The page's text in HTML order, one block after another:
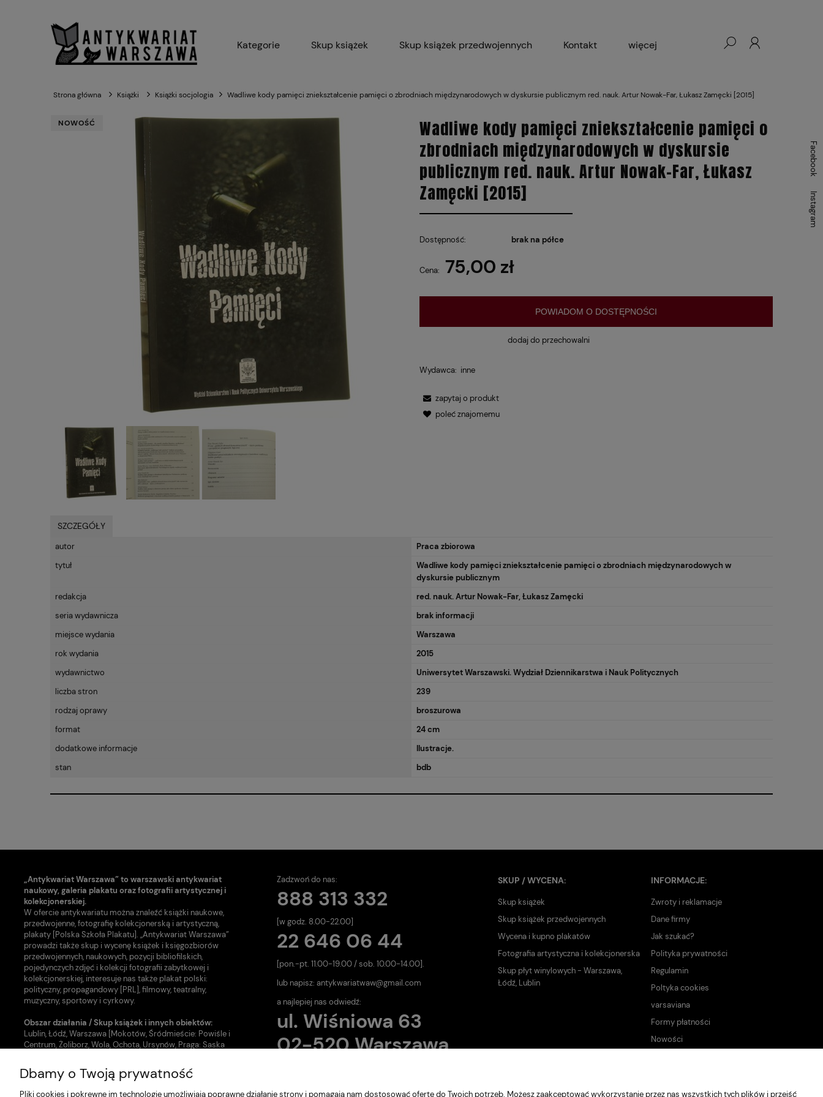
Kategorie Skup książek Skup książek przedwojennych Kontakt więcej
Strona główna Książki Książki socjologia Wadliwe kody pamięci zniekształcenie pamięci o zbrodniach międzynarodowych w dyskursie publicznym red. nauk. Artur Nowak-Far, Łukasz Zamęcki [2015]
NOWOŚĆ
Wadliwe kody pamięci zniekształcenie pamięci o
zbrodniach międzynarodowych w dyskursie
publicznym red. nauk. Artur Nowak-Far, Łukasz
Zamęcki [2015]
Dostępność: brak na półce
Cena: 75,00 zł
POWIADOM O DOSTĘPNOŚCI
dodaj do przechowalni
Wydawca: inne
zapytaj o produkt
poleć znajomemu
SZCZEGÓŁY
autor
Praca zbiorowa
tytuł
Wadliwe kody pamięci zniekształcenie pamięci o zbrodniach międzynarodowych w
dyskursie publicznym
redakcja
red. nauk. Artur Nowak-Far, Łukasz Zamęcki
seria wydawnicza
brak informacji
miejsce wydania
Warszawa
rok wydania
2015
wydawnictwo
Uniwersytet Warszawski. Wydział Dziennikarstwa i Nauk Politycznych
liczba stron
239
rodzaj oprawy
broszurowa
format
24 cm
dodatkowe informacje
Ilustracje.
stan
bdb
Facebook
Instagram
„Antykwariat Warszawa” to warszawski antykwariat
naukowy, galeria plakatu oraz fotografii artystycznej i
kolekcjonerskiej.
W ofercie antykwariatu można znaleźć książki naukowe,
przedwojenne, fotografię kolekcjonerską i artystyczną,
plakaty [Polska Szkoła Plakatu]. „Antykwariat Warszawa”
prowadzi także skup i wycenę książek i księgozbiorów
przedwojennych, naukowych, pozycji bibliofilskich,
pojedynczych zdjęć i kolekcji fotografii zabytkowej i
kolekcjonerskiej, interesuje nas także plakat polski:
polityczny, propagandowy [PRL], filmowy, teatralny,
muzyczny, sportowy i cyrkowy.
Obszar działania / Skup książek i innych obiektów:
Lublin, Łódź, Warszawa [Mokotów, Śródmieście: Powiśle i
Centrum, Żoliborz, Wola, Ochota, Ursynów, Praga: Saska
Nasze usługi w zakresie uzupełnienia zbiorów:
- Skup książek [Warszawa, Lublin, Łódź]
Zadzwoń do nas:
888 313 332
[w godz. 8.00-22.00]
22 646 06 44
[pon.-pt. 11.00-19.00 / sob. 10.00-14.00].
lub napisz: antykwariatwaw@gmail.com
a najlepiej nas odwiedź:
ul. Wiśniowa 63
02-520 Warszawa
SKUP / WYCENA:
Skup książek
Skup książek przedwojennych
Wycena i kupno plakatów
Fotografia artystyczna i kolekcjonerska
Skup płyt winylowych - Warszawa,
Łódź, Lublin
INFORMACJE:
Zwroty i reklamacje
Dane firmy
Jak szukać?
Polityka prywatności
Regulamin
Poltyka cookies
varsaviana
Formy płatności
Nowości
Dbamy o Twoją prywatność
Pliki cookies i pokrewne im technologie umożliwiają poprawne działanie strony i pomagają nam dostosować ofertę do Twoich potrzeb. Możesz zaakceptować wykorzystanie przez nas wszystkich tych plików i przejść